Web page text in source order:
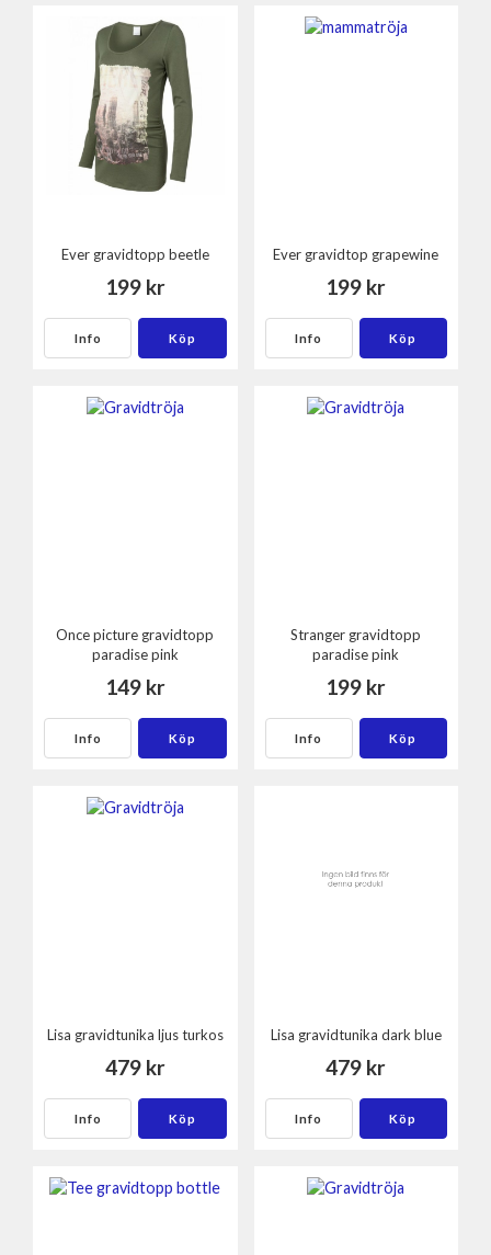
Ever gravidtopp beetle
199 kr
Info Köp
Ever gravidtop grapewine
199 kr
Info Köp
Once picture gravidtopp
paradise pink
149 kr
Info Köp
Stranger gravidtopp
paradise pink
199 kr
Info Köp
Lisa gravidtunika ljus turkos
479 kr
Info Köp
Lisa gravidtunika dark blue
479 kr
Info Köp